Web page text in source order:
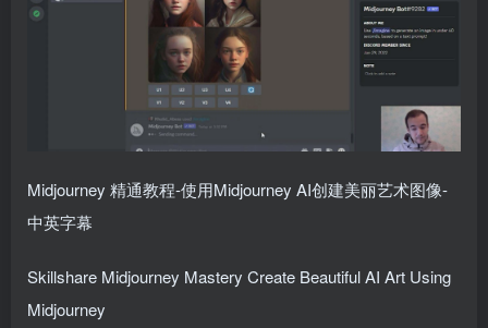
Midjourney 精通教程-使用Midjourney AI创建美丽艺术图像-
中英字幕
Skillshare Midjourney Mastery Create Beautiful AI Art Using
Midjourney